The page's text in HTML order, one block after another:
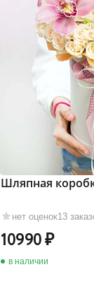
нет оценок13
Шляпная
10990
в наличии